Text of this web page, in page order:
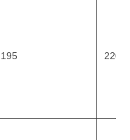
220-